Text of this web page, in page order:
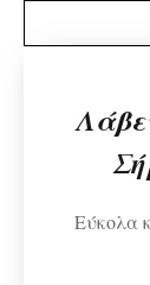
Εύκολα